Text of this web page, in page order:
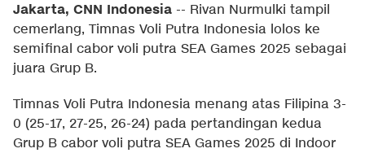
Jakarta, CNN Indonesia -- Rivan Nurmulki tampil
cemerlang, Timnas Voli Putra Indonesia lolos ke
semifinal cabor voli putra SEA Games 2025 sebagai
juara Grup B.
Timnas Voli Putra Indonesia menang atas Filipina 3-
0 (25-17, 27-25, 26-24) pada pertandingan kedua
Grup B cabor voli putra SEA Games 2025 di Indoor